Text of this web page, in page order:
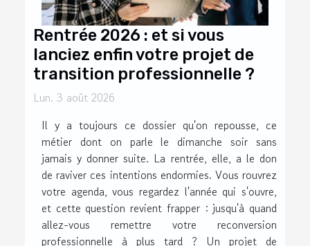
Rentrée 2026 : et si vous
lanciez enfin votre projet de
transition professionnelle ?
Lun. 3 août 2026
Il y a toujours ce dossier qu'on repousse, ce
métier dont on parle le dimanche soir sans
jamais y donner suite. La rentrée, elle, a le don
de raviver ces intentions endormies. Vous rouvrez
votre agenda, vous regardez l'année qui s'ouvre,
et cette question revient frapper : jusqu'à quand
allez-vous remettre votre reconversion
professionnelle à plus tard ? Un projet de